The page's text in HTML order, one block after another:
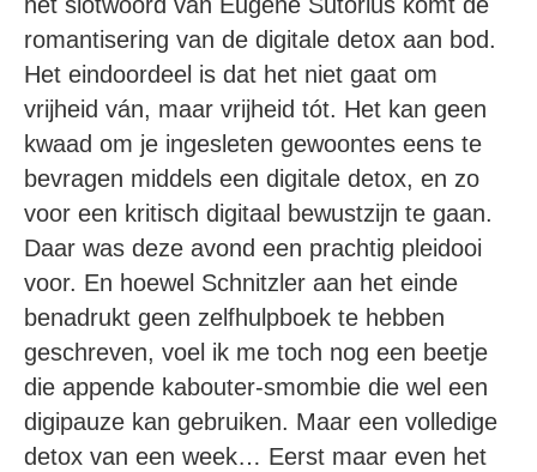
romantisering van de digitale detox aan bod.
Het eindoordeel is dat het niet gaat om
vrijheid ván, maar vrijheid tót. Het kan geen
kwaad om je ingesleten gewoontes eens te
bevragen middels een digitale detox, en zo
voor een kritisch digitaal bewustzijn te gaan.
Daar was deze avond een prachtig pleidooi
voor. En hoewel Schnitzler aan het einde
benadrukt geen zelfhulpboek te hebben
geschreven, voel ik me toch nog een beetje
die appende kabouter-smombie die wel een
digipauze kan gebruiken. Maar een volledige
detox van een week… Eerst maar even het